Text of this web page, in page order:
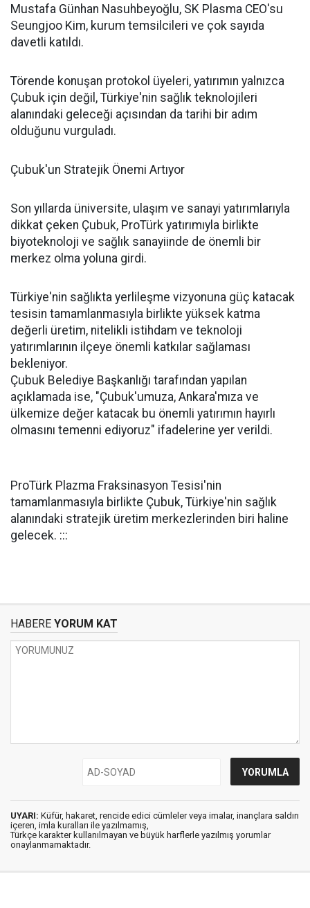
Mustafa Günhan Nasuhbeyoğlu, SK Plasma CEO'su
Seungjoo Kim, kurum temsilcileri ve çok sayıda
davetli katıldı.
Törende konuşan protokol üyeleri, yatırımın yalnızca
Çubuk için değil, Türkiye'nin sağlık teknolojileri
alanındaki geleceği açısından da tarihi bir adım
olduğunu vurguladı.
Çubuk'un Stratejik Önemi Artıyor
Son yıllarda üniversite, ulaşım ve sanayi yatırımlarıyla
dikkat çeken Çubuk, ProTürk yatırımıyla birlikte
biyoteknoloji ve sağlık sanayiinde de önemli bir
merkez olma yoluna girdi.
Türkiye'nin sağlıkta yerlileşme vizyonuna güç katacak
tesisin tamamlanmasıyla birlikte yüksek katma
değerli üretim, nitelikli istihdam ve teknoloji
yatırımlarının ilçeye önemli katkılar sağlaması
bekleniyor.
Çubuk Belediye Başkanlığı tarafından yapılan
açıklamada ise, "Çubuk'umuza, Ankara'mıza ve
ülkemize değer katacak bu önemli yatırımın hayırlı
olmasını temenni ediyoruz" ifadelerine yer verildi.
ProTürk Plazma Fraksinasyon Tesisi'nin
tamamlanmasıyla birlikte Çubuk, Türkiye'nin sağlık
alanındaki stratejik üretim merkezlerinden biri haline
gelecek. :::
HABERE YORUM KAT
UYARI: Küfür, hakaret, rencide edici cümleler veya imalar, inançlara saldırı
içeren, imla kuralları ile yazılmamış,
Türkçe karakter kullanılmayan ve büyük harflerle yazılmış yorumlar
onaylanmamaktadır.